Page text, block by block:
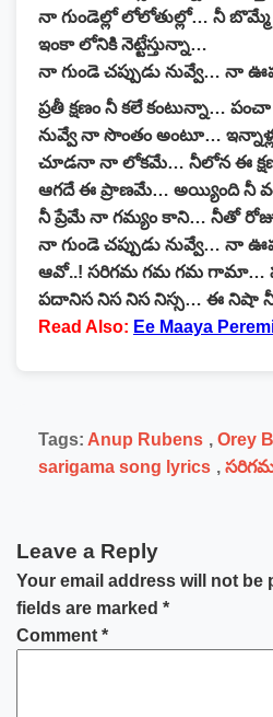
నా గుండెల్లో లోలోతుల్లో… నీ బొమ్మే
ఇంకా లోనికి నెట్టేస్తున్నా…
నా గుండె చప్పుడు నువ్వే… నా
ప్రతీ క్షణం నీ కలే కంటున్నా…
నువ్వే నా సొంతం అంటూ…
చూడనా నా లోకమే… నీలోన ఈ
ఆగదే ఈ ప్రాణమే… అయ్యింది నీ
నీ ప్రేమే నా గమ్యం కాని… నీతో
నా గుండె చప్పుడు నువ్వే… నా
ఆవో..! సరిగమ గమ గమ
పదానిస నిస నిస నిస్స… ఈ నిషా
Read Also: Ee Maaya
Tags: Anup Rubens , Orey
sarigama song lyrics ,
Leave a Reply
Your email address will not be
fields are marked *
Comment *